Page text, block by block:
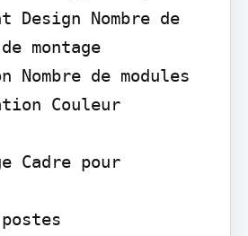
Design Nombre de
montage
Nombre de modules
Couleur
Cadre pour